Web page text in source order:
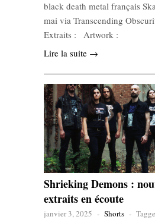
black death metal français
mai via Transcending
Extraits : Artwork :
Lire la suite →
Shrieking Demons :
extraits en écoute
janvier 3, 2025 - Shorts -